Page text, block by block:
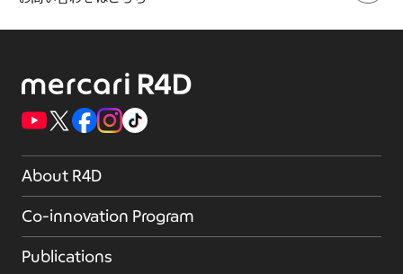
About R4D
Co-innovation Program
Publications